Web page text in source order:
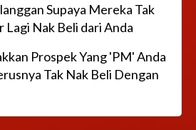
Supaya Mereka Tak
Lagi Nak Beli dari Anda
Prospek Yang 'PM' Anda
Tak Nak Beli Dengan